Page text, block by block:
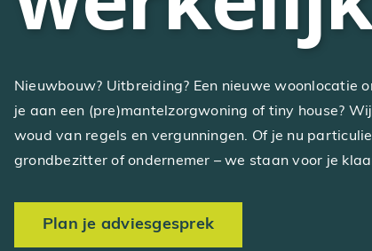
Nieuwbouw? Uitbreiding? Een nieuwe woonlocatie
je aan een (pre)mantelzorgwoning of tiny house?
woud van regels en vergunningen. Of je nu
grondbezitter of ondernemer – we staan voor je
Plan je adviesgesprek